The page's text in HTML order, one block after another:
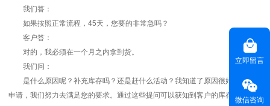
我们答：
如果按照正常流程，45天，您要的非常急吗？
客户答：
对的，我必须在一个月之内拿到货。
我们问：
是什么原因呢？补充库存吗？还是赶什么活动？我知道了原因很好去跟老板
申请，我们努力去满足您的要求。通过这些提问可以获知到客户的库存状况，采
立即留言
微信咨询